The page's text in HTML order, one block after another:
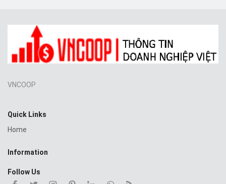
VNCOOP
Quick Links
Home
Information
Follow Us